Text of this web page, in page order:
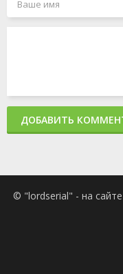
ДОБАВИТЬ
© "lordserial" - на